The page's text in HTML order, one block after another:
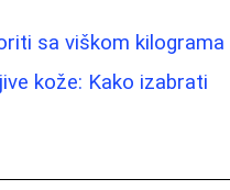
sa viškom kilograma
kože: Kako izabrati